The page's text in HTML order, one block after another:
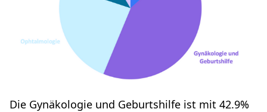
Die Gynäkologie und Geburtshilfe ist mit 42.9%